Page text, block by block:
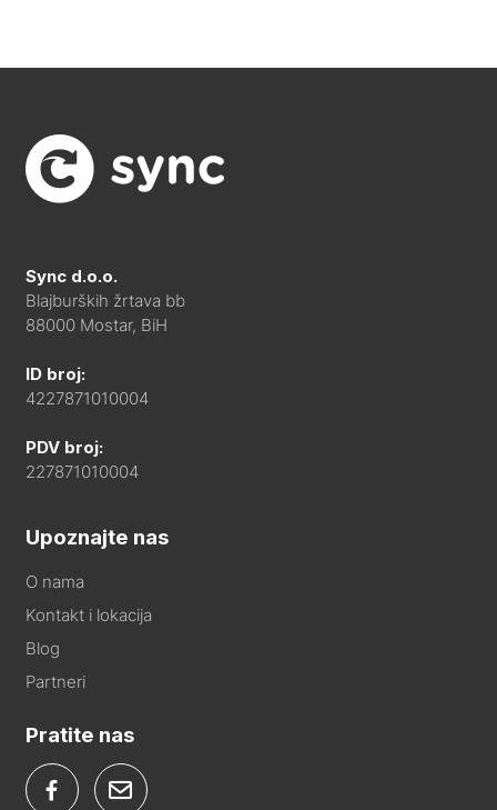
Sync d.o.o.
Blajburških žrtava bb
88000 Mostar, BiH
ID broj:
4227871010004
PDV broj:
227871010004
Upoznajte nas
O nama
Kontakt i lokacija
Blog
Partneri
Pratite nas